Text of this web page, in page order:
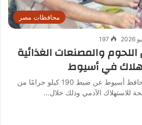
محافظات مصر
197
من اللحوم والمصنعات الغذائية
في أسيوط
أعلن اللواء محمد علوان محافظ أسيوط عن ضبط 190 كيلو جرامًا من
للاستهلاك الآدمي وذلك خلال…